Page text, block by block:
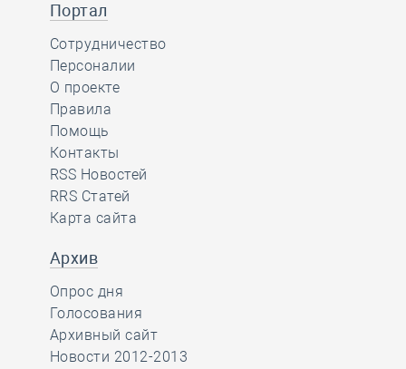
Портал
Сотрудничество
Персоналии
О проекте
Правила
Помощь
Контакты
RSS Новостей
RRS Статей
Карта сайта
Архив
Опрос дня
Голосования
Архивный сайт
Новости 2012-2013